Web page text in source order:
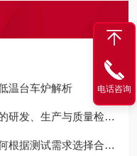
温台车炉解析
生产与质量检测全流程
测试需求选择合适型号
电话咨询